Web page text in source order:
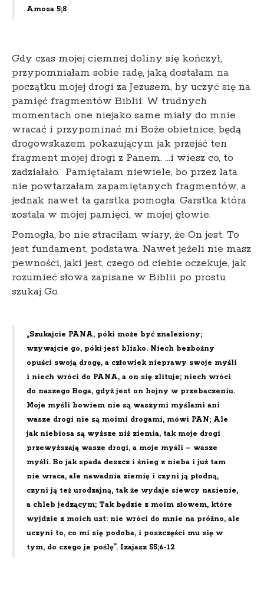
Amosa 5;8
Gdy czas mojej ciemnej doliny się kończył,
przypomniałam sobie radę, jaką dostałam na
początku mojej drogi za Jezusem, by uczyć się na
pamięć fragmentów Biblii. W trudnych
momentach one niejako same miały do mnie
wracać i przypominać mi Boże obietnice, będą
drogowskazem pokazującym jak przejść ten
fragment mojej drogi z Panem. …i wiesz co, to
zadziałało. Pamiętałam niewiele, bo przez lata
nie powtarzałam zapamiętanych fragmentów, a
jednak nawet ta garstka pomogła. Garstka która
została w mojej pamięci, w mojej głowie.
Pomogła, bo nie straciłam wiary, że On jest. To
jest fundament, podstawa. Nawet jeżeli nie masz
pewności, jaki jest, czego od ciebie oczekuje, jak
rozumieć słowa zapisane w Biblii po prostu
szukaj Go.
„Szukajcie PANA, póki może być znaleziony;
wzywajcie go, póki jest blisko. Niech bezbożny
opuści swoją drogę, a człowiek nieprawy swoje myśli
i niech wróci do PANA, a on się zlituje; niech wróci
do naszego Boga, gdyż jest on hojny w przebaczeniu.
Moje myśli bowiem nie są waszymi myślami ani
wasze drogi nie są moimi drogami, mówi PAN; Ale
jak niebiosa są wyższe niż ziemia, tak moje drogi
przewyższają wasze drogi, a moje myśli – wasze
myśli. Bo jak spada deszcz i śnieg z nieba i już tam
nie wraca, ale nawadnia ziemię i czyni ją płodną,
czyni ją też urodzajną, tak że wydaje siewcy nasienie,
a chleb jedzącym; Tak będzie z moim słowem, które
wyjdzie z moich ust: nie wróci do mnie na próżno, ale
uczyni to, co mi się podoba, i poszczęści mu się w
tym, do czego je poślę”. Izajasz 55;6-12